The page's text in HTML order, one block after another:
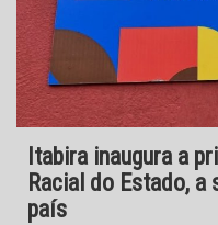
Itabira inaugura a
Racial do Estado,
país